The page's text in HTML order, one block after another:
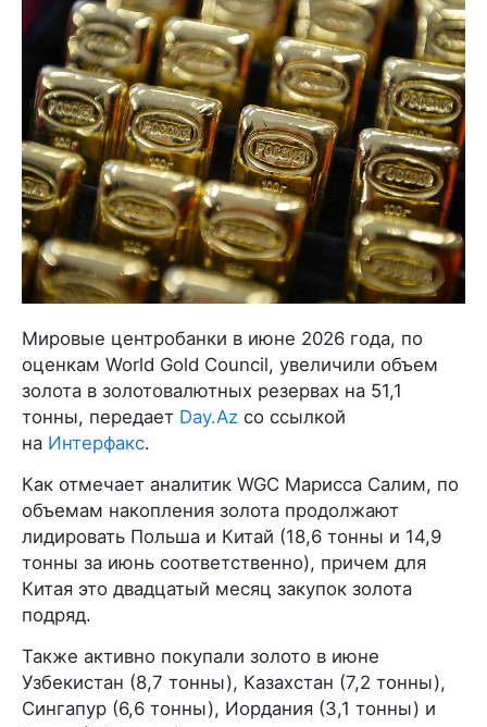
Мировые центробанки в июне 2026 года, по
оценкам World Gold Council, увеличили объем
золота в золотовалютных резервах на 51,1
тонны, передает Day.Az со ссылкой
на Интерфакс.
Как отмечает аналитик WGC Марисса Салим, по
объемам накопления золота продолжают
лидировать Польша и Китай (18,6 тонны и 14,9
тонны за июнь соответственно), причем для
Китая это двадцатый месяц закупок золота
подряд.
Также активно покупали золото в июне
Узбекистан (8,7 тонны), Казахстан (7,2 тонны),
Сингапур (6,6 тонны), Иордания (3,1 тонны) и